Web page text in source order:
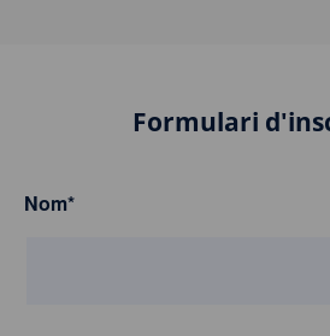
Formulari
Nom*